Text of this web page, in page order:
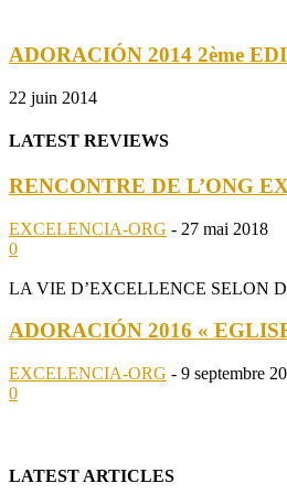
ADORACIÓN 2014 2ème
22 juin 2014
LATEST REVIEWS
RENCONTRE DE L’ONG
EXCELENCIA-ORG - 27 mai 2018
0
LA VIE D’EXCELLENCE SELON
ADORACIÓN 2016 «
EXCELENCIA-ORG - 9 septembre
0
LATEST ARTICLES